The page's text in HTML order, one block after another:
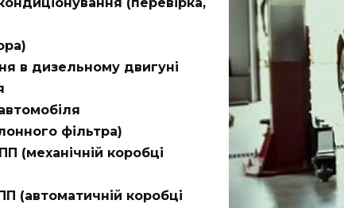
в дизельному двигуні
фільтра)
(механічній коробці
(автоматичній коробці